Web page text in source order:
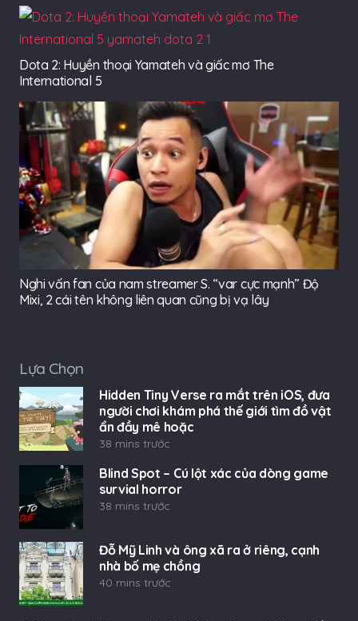
Dota 2: Huyền thoại Yamateh và giấc mơ The
International 5
Nghi vấn fan của nam streamer S. “var cực mạnh” Độ
Mixi, 2 cái tên không liên quan cũng bị vạ lây
Lựa Chọn
Hidden Tiny Verse ra mắt trên iOS, đưa
người chơi khám phá thế giới tìm đồ vật
ẩn đầy mê hoặc
38 mins trước
Blind Spot – Cú lột xác của dòng game
survial horror
38 mins trước
Đỗ Mỹ Linh và ông xã ra ở riêng, cạnh
nhà bố mẹ chồng
40 mins trước